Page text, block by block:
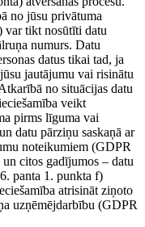
no jūsu privātuma
var tikt nosūtīti datu
numurs. Datu
datus tikai tad, ja
jautājumu vai risinātu
no situācijas datu
veikt
pirms līguma vai
datu pārziņu saskaņā ar
noteikumiem (GDPR
citos gadījumos – datu
panta 1. punkta f)
atrisināt ziņoto
uzņēmējdarbību (GDPR